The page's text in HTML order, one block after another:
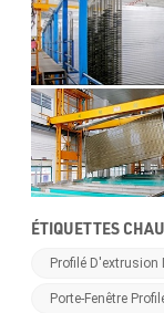
ÉTIQUETTES
Profilé
Porte-Fenêtre